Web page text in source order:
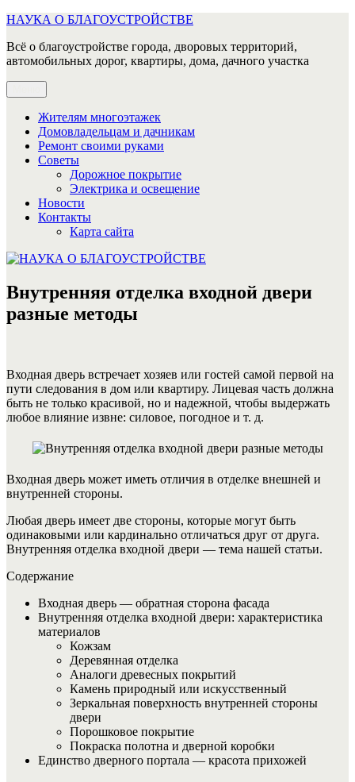
Перейти
содержимому
НАУКА О БЛАГОУСТРОЙСТВЕ
Всё о благоустройстве города, дворовых территорий,
автомобильных дорог, квартиры, дома, дачного участка
Жителям многоэтажек
Домовладельцам и дачникам
Ремонт своими руками
Советы
Дорожное покрытие
Электрика и освещение
Новости
Контакты
Карта сайта
Внутренняя отделка входной двери
разные методы
Входная дверь встречает хозяев или гостей самой первой на
пути следования в дом или квартиру. Лицевая часть должна
быть не только красивой, но и надежной, чтобы выдержать
любое влияние извне: силовое, погодное и т. д.
Входная дверь может иметь отличия в отделке внешней и
внутренней стороны.
Любая дверь имеет две стороны, которые могут быть
одинаковыми или кардинально отличаться друг от друга.
Внутренняя отделка входной двери — тема нашей статьи.
Содержание
Входная дверь — обратная сторона фасада
Внутренняя отделка входной двери: характеристика
материалов
Кожзам
Деревянная отделка
Аналоги древесных покрытий
Камень природный или искусственный
Зеркальная поверхность внутренней стороны
двери
Порошковое покрытие
Покраска полотна и дверной коробки
Единство дверного портала — красота прихожей